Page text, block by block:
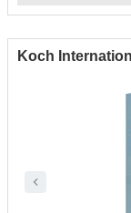
Koch